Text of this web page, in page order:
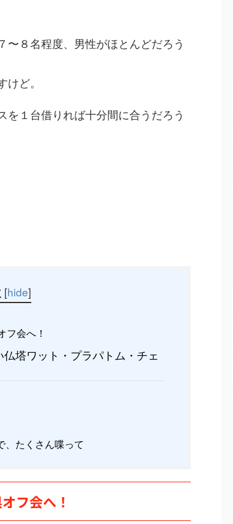
８名程度、男性がほとんどだろう
ど。
を１台借りれば十分間に合うだろう
[hide]
フ会へ！
塔ワット・プラパトム・チェ
、たくさん喋って
フ会へ！